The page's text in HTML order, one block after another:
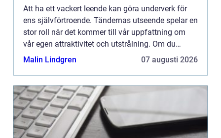
Att ha ett vackert leende kan göra underverk för
ens självförtroende. Tändernas utseende spelar en
stor roll när det kommer till vår uppfattning om
vår egen attraktivitet och utstrålning. Om du
käm...
Malin Lindgren 07 augusti 2026